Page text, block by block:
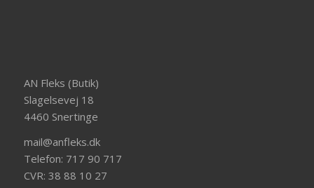
AN Fleks (Butik)
Slagelsevej 18
4460 Snertinge
mail@anfleks.dk
Telefon: 717 90 717
CVR: 38 88 10 27